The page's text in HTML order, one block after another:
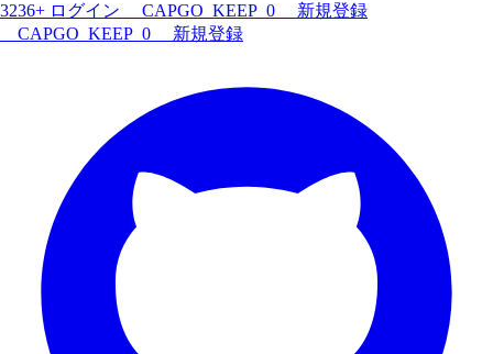
3236+ ログイン __CAPGO_KEEP_0__ 新規登録
__CAPGO_KEEP_0__ 新規登録